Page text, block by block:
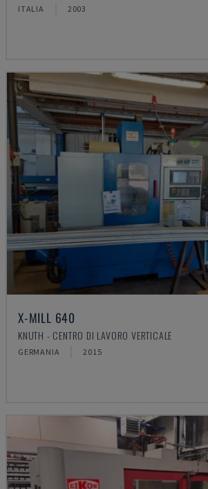
ITALIA 2003
X-MILL 640
KNUTH - CENTRO DI LAVORO VERTICALE
GERMANIA 2015